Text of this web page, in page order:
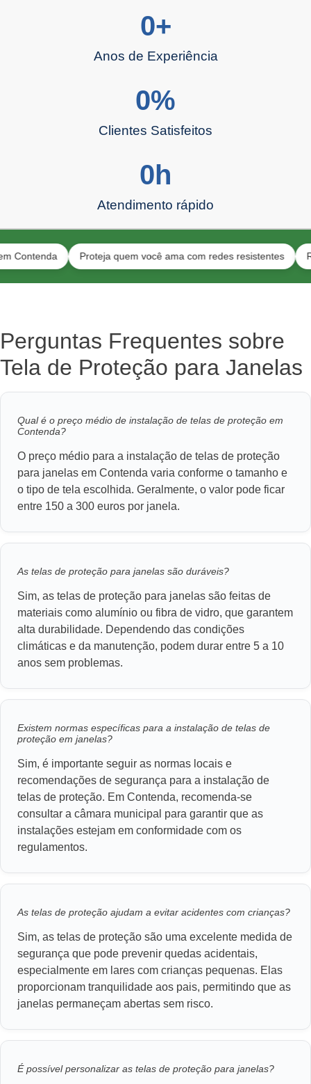
Anos de Experiência
0+
Clientes Satisfeitos
0%
Atendimento rápido
0h
Proteja quem você ama com redes resistentes Redes
Perguntas Frequentes sobre
Tela de Proteção para Janelas
Qual é o preço médio de instalação de telas de proteção em
Contenda?
O preço médio para a instalação de telas de proteção
para janelas em Contenda varia conforme o tamanho e
o tipo de tela escolhida. Geralmente, o valor pode ficar
entre 150 a 300 euros por janela.
As telas de proteção para janelas são duráveis?
Sim, as telas de proteção para janelas são feitas de
materiais como alumínio ou fibra de vidro, que garantem
alta durabilidade. Dependendo das condições
climáticas e da manutenção, podem durar entre 5 a 10
anos sem problemas.
Existem normas específicas para a instalação de telas de
proteção em janelas?
Sim, é importante seguir as normas locais e
recomendações de segurança para a instalação de
telas de proteção. Em Contenda, recomenda-se
consultar a câmara municipal para garantir que as
instalações estejam em conformidade com os
regulamentos.
As telas de proteção ajudam a evitar acidentes com crianças?
Sim, as telas de proteção são uma excelente medida de
segurança que pode prevenir quedas acidentais,
especialmente em lares com crianças pequenas. Elas
proporcionam tranquilidade aos pais, permitindo que as
janelas permaneçam abertas sem risco.
É possível personalizar as telas de proteção para janelas?